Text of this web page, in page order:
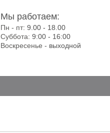
Мы работаем:
Пн - пт:9.00 - 18.00
Суббота:9:00 - 16:00
Воскресенье - выходной